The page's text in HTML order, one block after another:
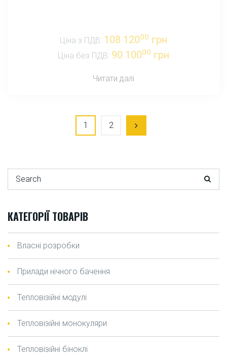
Ціна з ПДВ: 108 12000 грн
Ціна без ПДВ: 90 10000 грн
Читати далі
1 2
Search for:
КАТЕГОРІЇ ТОВАРІВ
Власні розробки
Прилади нічного бачення
Тепловізійні модулі
Тепловізійні монокуляри
Тепловізійні біноклі